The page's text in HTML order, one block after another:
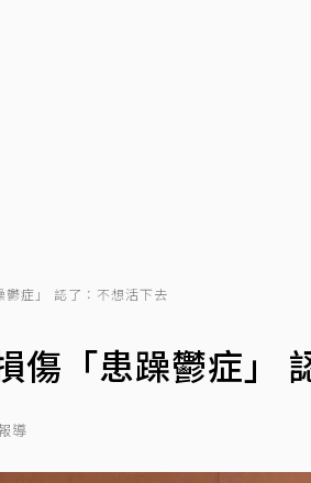
鬱症」 認了：不想活下去
傷「患躁鬱症」
導